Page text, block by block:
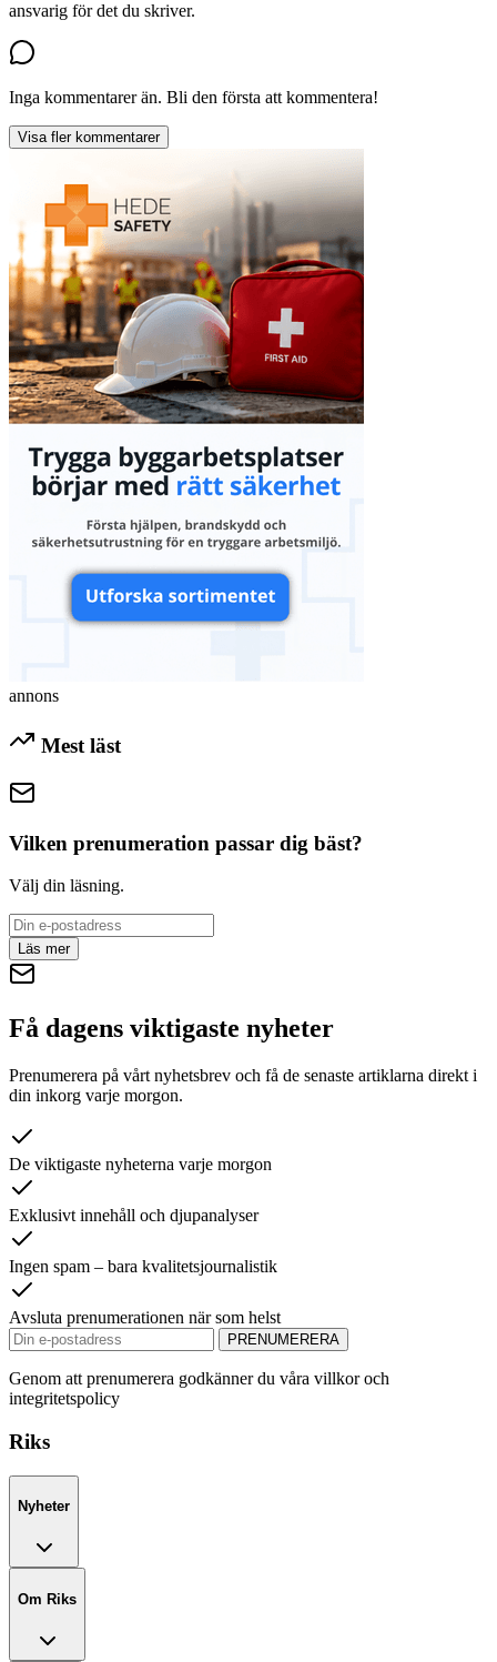
ansvarig för det du skriver.
Inga kommentarer än. Bli den första att kommentera!
Visa fler kommentarer
annons
Mest läst
Vilken prenumeration passar dig bäst?
Välj din läsning.
Läs mer
Få dagens viktigaste nyheter
Prenumerera på vårt nyhetsbrev och få de senaste artiklarna direkt i
din inkorg varje morgon.
De viktigaste nyheterna varje morgon
Exklusivt innehåll och djupanalyser
Ingen spam – bara kvalitetsjournalistik
Avsluta prenumerationen när som helst
PRENUMERERA
Genom att prenumerera godkänner du våra villkor och
integritetspolicy
Riks
Nyheter
Om Riks